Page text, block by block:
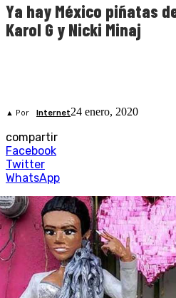
Ya hay México piñatas
Karol G y Nicki Minaj
▲ Por Internet24 enero, 2020
compartir
Facebook
Twitter
WhatsApp